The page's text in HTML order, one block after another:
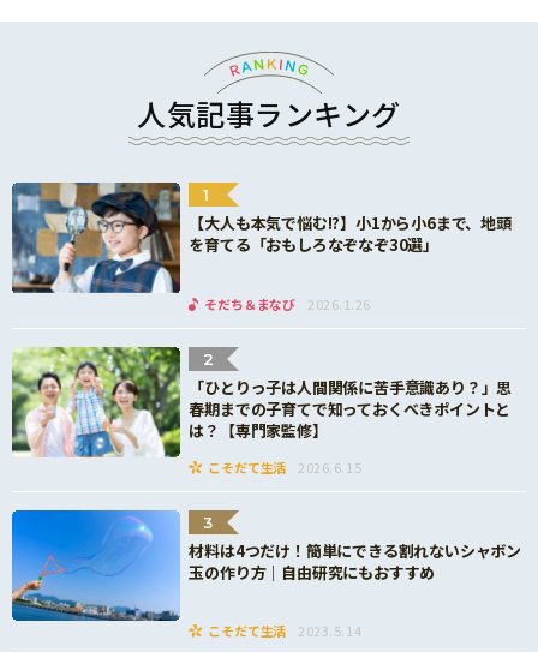
人気記事ランキング
1
【大人も本気で悩む!?】小1から小6まで、地頭
を育てる「おもしろなぞなぞ30選」
そだち＆まなび 2026.1.26
2
「ひとりっ子は人間関係に苦手意識あり？」思
春期までの子育てで知っておくべきポイントと
は？【専門家監修】
こそだて生活 2026.6.15
3
材料は4つだけ！簡単にできる割れないシャボン
玉の作り方｜自由研究にもおすすめ
こそだて生活 2023.5.14